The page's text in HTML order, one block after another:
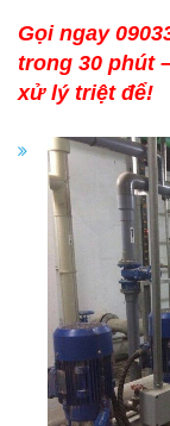
Gọi ngay
trong 30 phút
xử lý triệt để!